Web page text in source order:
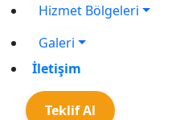
Hizmet Bölgeleri
Galeri
İletişim
Teklif Al